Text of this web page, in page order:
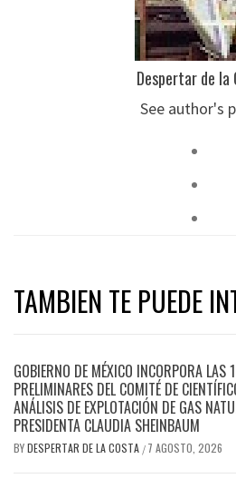
Despertar de la
See author's
TAMBIEN TE PUEDE
GOBIERNO DE MÉXICO INCORPORA LAS
PRELIMINARES DEL COMITÉ DE
ANÁLISIS DE EXPLOTACIÓN DE GAS
PRESIDENTA CLAUDIA SHEINBAUM
BYDESPERTAR DE LA COSTA / 7 AGOSTO, 2026